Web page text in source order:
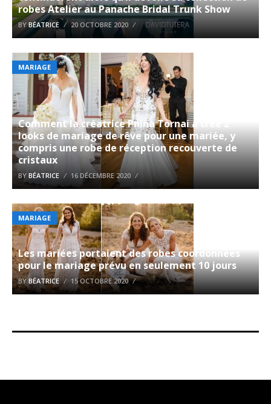
robes Atelier au Panache Bridal Trunk Show
BYBÉATRICE 20 OCTOBRE 2020
MARIAGE
Comment la créatrice Pnina Tornai a créé 2
looks de mariage de rêve pour une mariée, y
compris une robe de réception recouverte de
cristaux
BY BÉATRICE 16 DÉCEMBRE 2020
MARIAGE
Les mariées portaient des robes coordonnées
pour le mariage prévu en seulement 10 jours
BYBÉATRICE 15 OCTOBRE 2020